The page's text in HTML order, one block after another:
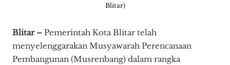
Blitar)
Blitar – Pemerintah Kota Blitar telah
menyelenggarakan Musyawarah Perencanaan
Pembangunan (Musrenbang) dalam rangka